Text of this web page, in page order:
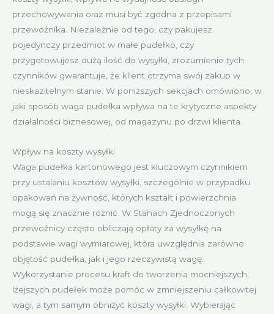
przechowywania oraz musi być zgodna z przepisami
przewoźnika. Niezależnie od tego, czy pakujesz
pojedynczy przedmiot w małe pudełko, czy
przygotowujesz dużą ilość do wysyłki, zrozumienie tych
czynników gwarantuje, że klient otrzyma swój zakup w
nieskazitelnym stanie. W poniższych sekcjach omówiono, w
jaki sposób waga pudełka wpływa na te krytyczne aspekty
działalności biznesowej, od magazynu po drzwi klienta.
Wpływ na koszty wysyłki
Waga pudełka kartonowego jest kluczowym czynnikiem
przy ustalaniu kosztów wysyłki, szczególnie w przypadku
opakowań na żywność, których kształt i powierzchnia
mogą się znacznie różnić. W Stanach Zjednoczonych
przewoźnicy często obliczają opłaty za wysyłkę na
podstawie wagi wymiarowej, która uwzględnia zarówno
objętość pudełka, jak i jego rzeczywistą wagę.
Wykorzystanie procesu kraft do tworzenia mocniejszych,
lżejszych pudełek może pomóc w zmniejszeniu całkowitej
wagi, a tym samym obniżyć koszty wysyłki. Wybierając